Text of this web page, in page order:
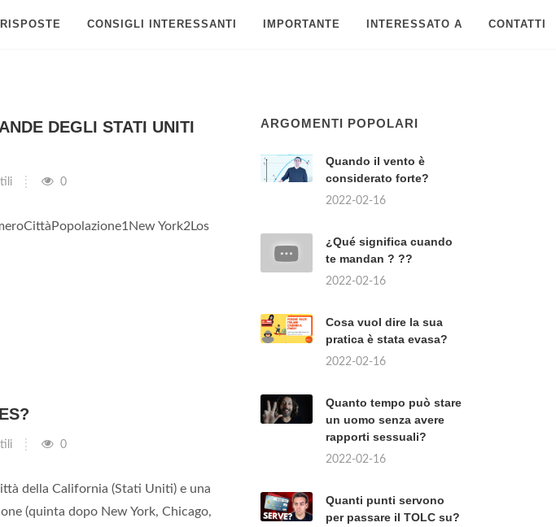
CONSIGLI INTERESSANTI IMPORTANTE INTERESSATO A CONTATTI
DEGLI STATI UNITI
0
York2Los
0
della California (Stati Uniti) e una
(quinta dopo New York, Chicago,
ARGOMENTI POPOLARI
Quando il vento è
considerato forte?
2022-02-16
¿Qué significa cuando
te mandan ? ??
2022-02-16
Cosa vuol dire la sua
pratica è stata evasa?
2022-02-16
Quanto tempo può stare
un uomo senza avere
rapporti sessuali?
2022-02-16
Quanti punti servono
per passare il TOLC su?